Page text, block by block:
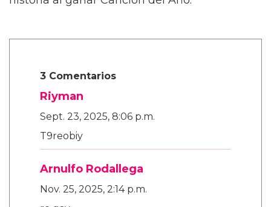
historia al ganar Canción del Año.
Riyman
Arnulfo Rodallega